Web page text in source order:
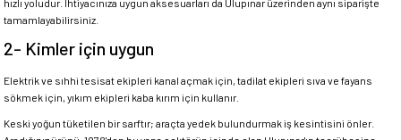
hızlı yoludur. İhtiyacınıza uygun aksesuarları da Ulupınar üzerinden aynı siparişte
tamamlayabilirsiniz.
2- Kimler için uygun
Elektrik ve sıhhi tesisat ekipleri kanal açmak için, tadilat ekipleri sıva ve fayans
sökmek için, yıkım ekipleri kaba kırım için kullanır.
Keski yoğun tüketilen bir sarftır; araçta yedek bulundurmak iş kesintisini önler.